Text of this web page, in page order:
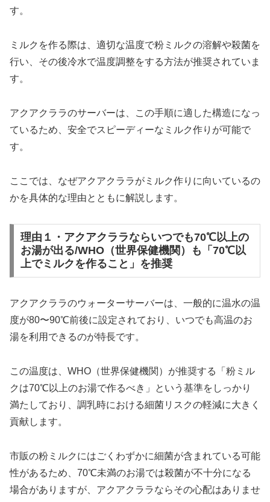
す。
ミルクを作る際は、適切な温度で粉ミルクの溶解や殺菌を
行い、その後冷水で温度調整をする方法が推奨されていま
す。
アクアクララのサーバーは、この手順に適した構造になっ
ているため、安全でスピーディーなミルク作りが可能で
す。
ここでは、なぜアクアクララがミルク作りに向いているの
かを具体的な理由とともに解説します。
理由１・アクアクララならいつでも70℃以上の
お湯が出る/WHO（世界保健機関）も「70℃以
上でミルクを作ること」を推奨
アクアクララのウォーターサーバーは、一般的に温水の温
度が80〜90℃前後に設定されており、いつでも高温のお
湯を利用できるのが特長です。
この温度は、WHO（世界保健機関）が推奨する「粉ミル
クは70℃以上のお湯で作るべき」という基準をしっかり
満たしており、調乳時における細菌リスクの軽減に大きく
貢献します。
市販の粉ミルクにはごくわずかに細菌が含まれている可能
性があるため、70℃未満のお湯では殺菌が不十分になる
場合がありますが、アクアクララならその心配はありませ